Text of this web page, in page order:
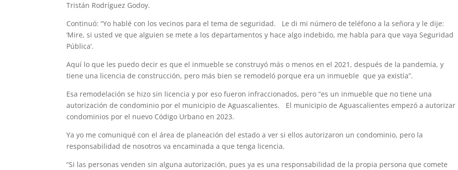
Tristán Rodríguez Godoy.
Continuó: “Yo hablé con los vecinos para el tema de seguridad. Le di mi número de teléfono a la señora y le dije:
‘Mire, si usted ve que alguien se mete a los departamentos y hace algo indebido, me habla para que vaya Seguridad
Pública’.
Aquí lo que les puedo decir es que el inmueble se construyó más o menos en el 2021, después de la pandemia, y
tiene una licencia de construcción, pero más bien se remodeló porque era un inmueble que ya existía”.
Esa remodelación se hizo sin licencia y por eso fueron infraccionados, pero “es un inmueble que no tiene una
autorización de condominio por el municipio de Aguascalientes. El municipio de Aguascalientes empezó a autorizar
condominios por el nuevo Código Urbano en 2023.
Ya yo me comuniqué con el área de planeación del estado a ver si ellos autorizaron un condominio, pero la
responsabilidad de nosotros va encaminada a que tenga licencia.
“Si las personas venden sin alguna autorización, pues ya es una responsabilidad de la propia persona que comete